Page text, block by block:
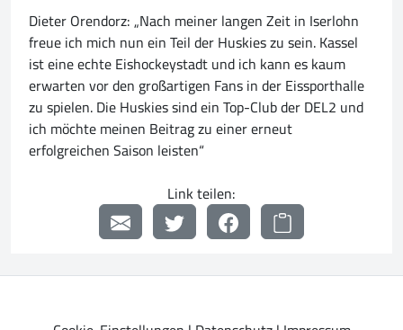
Dieter Orendorz: „Nach meiner langen Zeit in Iserlohn
freue ich mich nun ein Teil der Huskies zu sein. Kassel
ist eine echte Eishockeystadt und ich kann es kaum
erwarten vor den großartigen Fans in der Eissporthalle
zu spielen. Die Huskies sind ein Top-Club der DEL2 und
ich möchte meinen Beitrag zu einer erneut
erfolgreichen Saison leisten“
Link teilen: